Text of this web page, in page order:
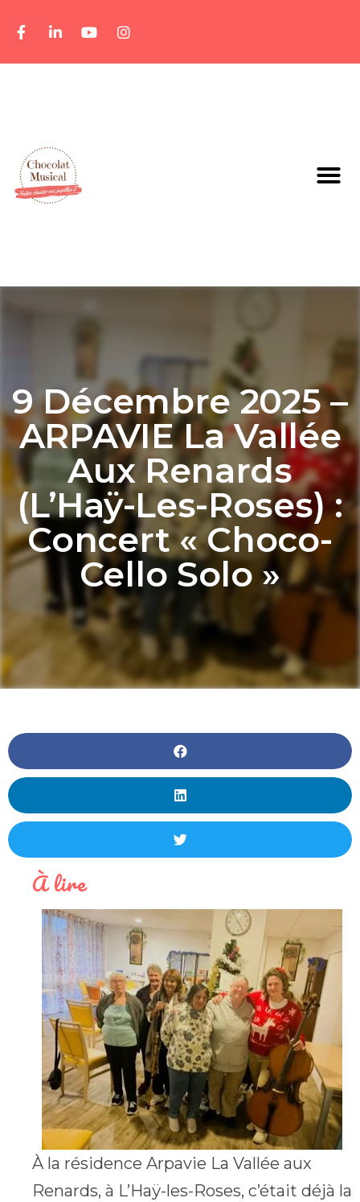
9 Décembre 2025 –
ARPAVIE La Vallée
Aux Renards
(L’Haÿ-Les-Roses) :
Concert « Choco-
Cello Solo »
À lire
À la résidence Arpavie La Vallée aux
Renards, à L’Haÿ-les-Roses, c’était déjà la